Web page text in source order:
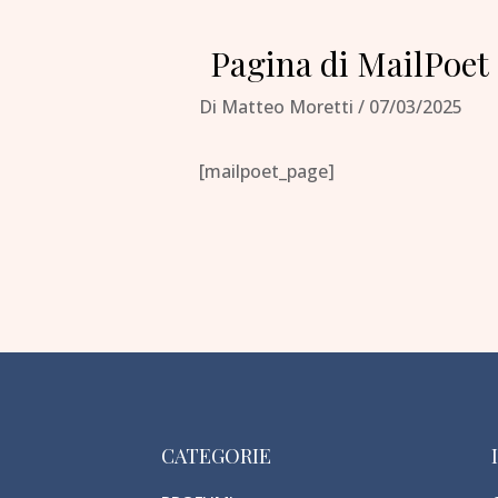
Pagina di MailPoet
Di Matteo Moretti / 07/03/2025
[mailpoet_page]
CATEGORIE